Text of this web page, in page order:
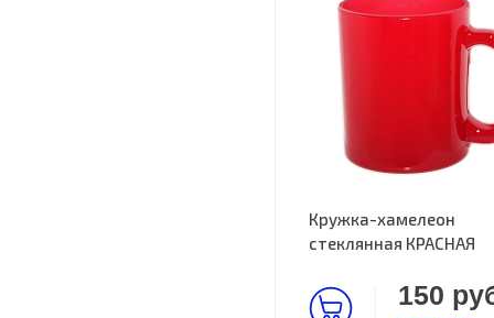
Кружка-хамелеон
стеклянная КРАСНАЯ
150